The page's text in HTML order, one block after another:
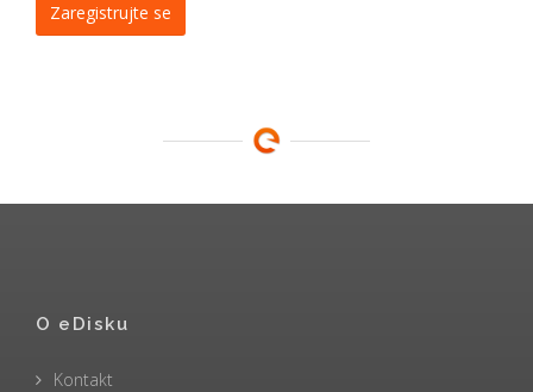
Zaregistrujte se
O eDisku
Kontakt